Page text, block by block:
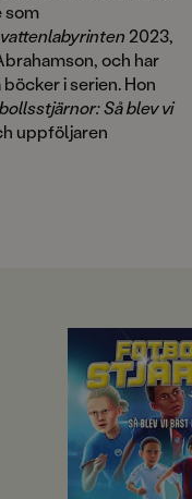
som
2023,
och har
i serien. Hon
Så blev vi
uppföljaren
OM BOKEN
"Fotbollstjärnor är
roligt och
växlar mellan rent
partier och
dialog mellan
Johan Simonsson